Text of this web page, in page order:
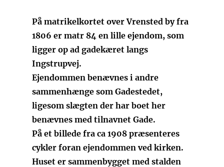
På matrikelkortet over Vrensted by fra
1806 er matr 84 en lille ejendom, som
ligger op ad gadekæret langs
Ingstrupvej.
Ejendommen benævnes i andre
sammenhænge som Gadestedet,
ligesom slægten der har boet her
benævnes med tilnavnet Gade.
På et billede fra ca 1908 præsenteres
cykler foran ejendommen ved kirken.
Huset er sammenbygget med stalden